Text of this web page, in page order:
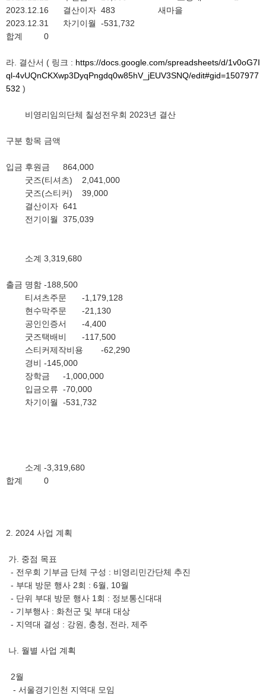
2023.12.16
결산이자 483
새마을
2023.12.31
차기이월
-531,732
합계
0
라. 결산서 ( 링크 : https://docs.google.com/spreadsheets/d/1v0oG7I
ql-4vUQnCKXwp3DyqPngdq0w85hV_jEUV3SNQ/edit#gid=1507977
532 )
비영리임의단체 칠성전우회 2023년 결산
구분 항목 금액
입금 후원금
864,000
굿즈(티셔츠)
2,041,000
굿즈(스티커)
39,000
결산이자 641
전기이월
375,039
소계 3,319,680
출금 명함 -188,500
티셔츠주문
-1,179,128
현수막주문
-21,130
공인인증서
-4,400
굿즈택배비
-117,500
스티커제작비용
-62,290
경비 -145,000
장학금
-1,000,000
입금오류 -70,000
차기이월
-531,732
소계 -3,319,680
합계
0
2. 2024 사업 계획
가. 중점 목표
- 전우회 기부금 단체 구성 : 비영리민간단체 추진
- 부대 방문 행사 2회 : 6월, 10월
- 단위 부대 방문 행사 1회 : 정보통신대대
- 기부행사 : 화천군 및 부대 대상
- 지역대 결성 : 강원, 충청, 전라, 제주
나. 월별 사업 계획
2월
- 서울경기인천 지역대 모임